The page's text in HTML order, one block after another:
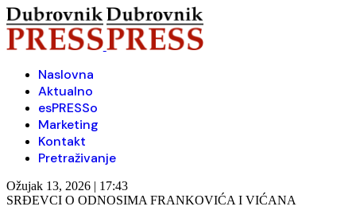
Naslovna
Aktualno
esPRESSo
Marketing
Kontakt
Pretraživanje
Ožujak 13, 2026 | 17:43
SRĐEVCI O ODNOSIMA FRANKOVIĆA I VIĆANA